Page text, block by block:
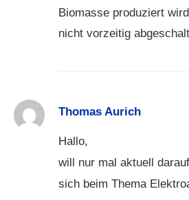
Biomasse produziert
nicht vorzeitig
Thomas Aurich
Hallo,
will nur mal aktuell
sich beim Thema